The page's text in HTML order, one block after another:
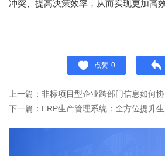
冲突、提高决策效率，从而实现更加高
点赞 0
上一篇：非标项目型企业跨部门信息如何协
下一篇：ERP生产管理系统：全方位提升